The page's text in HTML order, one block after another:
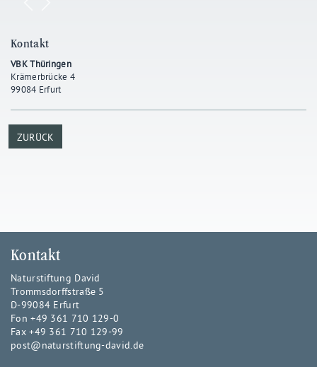
Kontakt
VBK Thüringen
Krämerbrücke 4
99084 Erfurt
ZURÜCK
Kontakt
Naturstiftung David
Trommsdorffstraße 5
D-99084 Erfurt
Fon +49 361 710 129-0
Fax +49 361 710 129-99
post@naturstiftung-david.de